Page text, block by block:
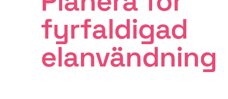
fyrfaldigad
elanvändning